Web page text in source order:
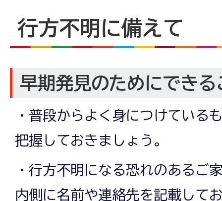
行方不明に備えて
早期発見のためにできる
・普段からよく身につけている
把握しておきましょう。
・行方不明になる恐れのあるご
内側に名前や連絡先を記載して